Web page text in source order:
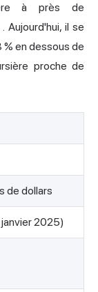
à près de
. Aujourd'hui, il se
en dessous de
proche de
de dollars
2025)